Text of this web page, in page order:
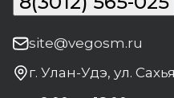
site@vegosm.ru
г. Улан-Удэ, ул.